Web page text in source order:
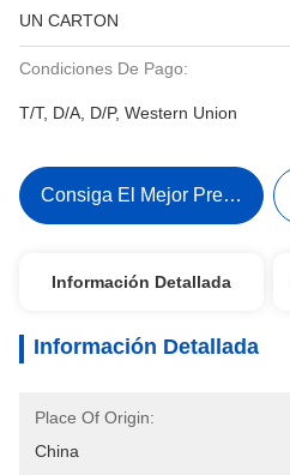
UN CARTON
Condiciones De Pago:
T/T, D/A, D/P, Western Union
Consiga El Mejor Precio
Información Detallada
Información Detallada
Place Of Origin:
China